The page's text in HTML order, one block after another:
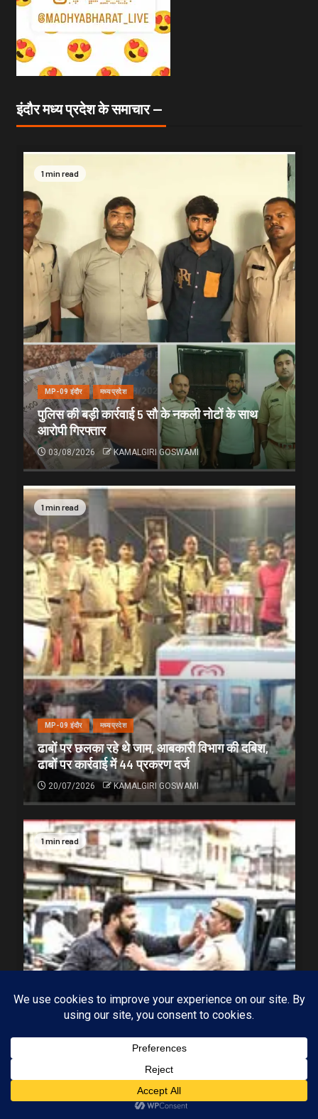
इंदौर मध्य प्रदेश के समाचार —
1 min read
MP-09 इंदौर मध्यप्रदेश
पुलिस की बड़ी कार्रवाई 5 सौ के नकली नोटों के साथ
आरोपी गिरफ्तार
03/08/2026 KAMALGIRI GOSWAMI
1 min read
MP-09 इंदौर मध्यप्रदेश
ढाबों पर छलका रहे थे जाम, आबकारी विभाग की दबिश,
ढाबों पर कार्रवाई में 44 प्रकरण दर्ज
20/07/2026 KAMALGIRI GOSWAMI
1 min read
पुलिसकर्मी को फिर कुटा, इस बार ASI के भाई ने प्रधान
आरक्षक की कर दी पिटाई